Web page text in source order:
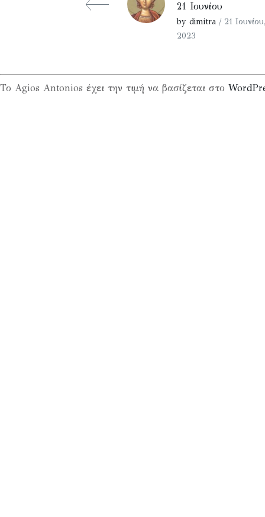
21 Ιουνίου
by dimitra / 21
2023
Το Agios Antonios έχει την τιμή να βασίζεται στο